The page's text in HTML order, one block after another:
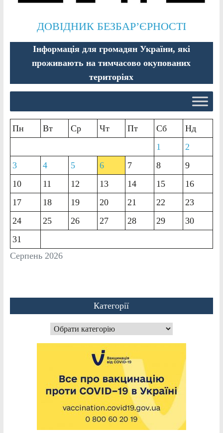
ДОВІДНИК БЕЗБАР’ЄРНОСТІ
Інформація для громадян України, які
проживають на тимчасово окупованих
територіях
Серпень 2026
Пн Вт Ср Чт Пт Сб
Нд
1
2
3
4 5 6 7 8
9
10
11 12 13 14 15
16
17
18 19 20 21 22
23
24
25 26 27 28 29
30
31
Категорії
Категорії